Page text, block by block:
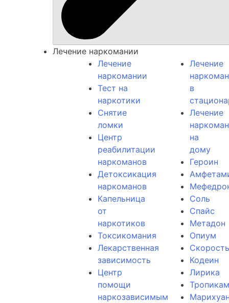
Лечение наркомании
Лечение
наркомании
Тест на
наркотики
Снятие
ломки
Центр
реабилитации
наркоманов
Детоксикация
наркоманов
Капельница
от
наркотиков
Токсикомания
Лекарственная
зависимость
Центр
помощи
наркозависимым
Лечение
в
Лечение
на
дому
Героин
Соль
Спайс
Метадон
Опиум
Скорость
Кодеин
Лирика